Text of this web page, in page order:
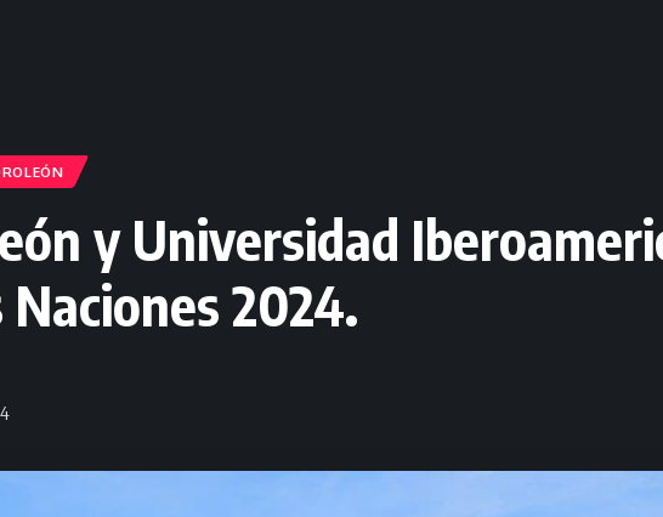
y Universidad
2024.